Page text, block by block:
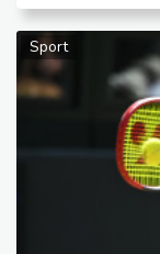
Sport